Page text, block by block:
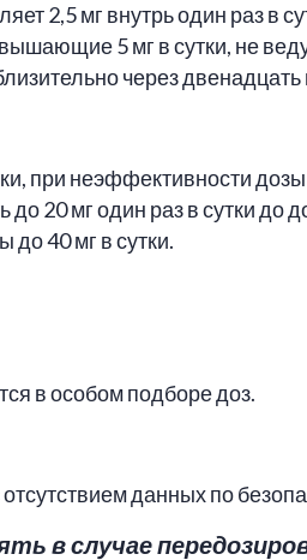
2,5 мг внутрь один раз в
5 мг в сутки, не
через
при неэффективности
20 мг один раз в сутки
40 мг в сутки.
в особом подборе доз.
данных по
в случае